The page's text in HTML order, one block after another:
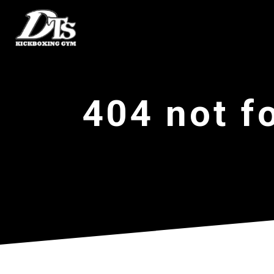
404 not